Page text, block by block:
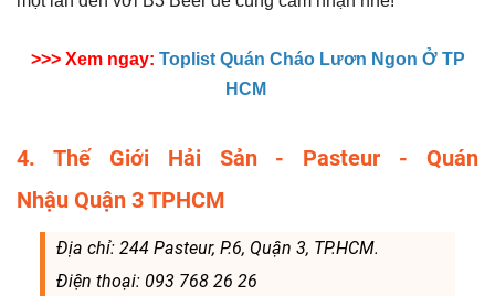
>>> Xem ngay: Toplist Quán Cháo Lươn Ngon Ở TP
HCM
4. Thế Giới Hải Sản - Pasteur - Quán
Nhậu Quận 3 TPHCM
Địa chỉ: 244 Pasteur, P.6, Quận 3, TP.HCM.
Điện thoại: 093 768 26 26